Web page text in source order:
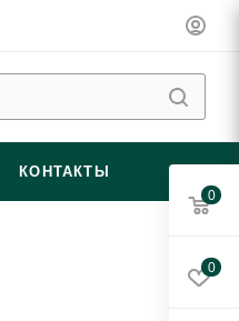
КОНТАКТЫ
0
0